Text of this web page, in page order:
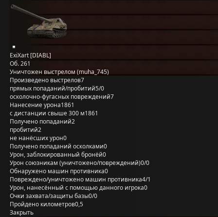
ExiXart [DIABL]
Об. 261
Уничтожен выстрелом (muha_745)
Произведено выстрелов7
прямых попаданий/пробитий5/0
осколочно-фугасных повреждений7
Нанесение урона1861
с дистанции свыше 300 м1861
Получено попаданий2
пробитий2
не нанёсших урон0
Получено попаданий осколками0
Урон, заблокированный бронёй0
Урон союзникам (уничтожено/повреждений)0/0
Обнаружено машин противника0
Повреждено/уничтожено машин противника4/1
Урон, нанесённый с помощью данного игрока0
Очки захвата/защиты базы0/0
Пройдено километров0,5
Закрыть